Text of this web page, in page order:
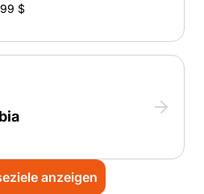
$
anzeigen